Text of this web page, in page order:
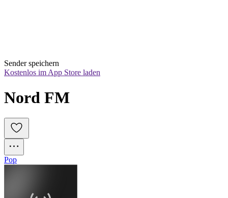
Sender speichern
Kostenlos im App Store laden
Nord FM
Pop